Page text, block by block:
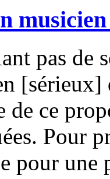
pas de
[sérieux]
de ce
Pour
pour